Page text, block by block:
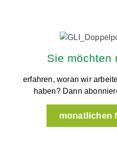
Sie möchten
erfahren, woran wir
haben? Dann
monatlichen